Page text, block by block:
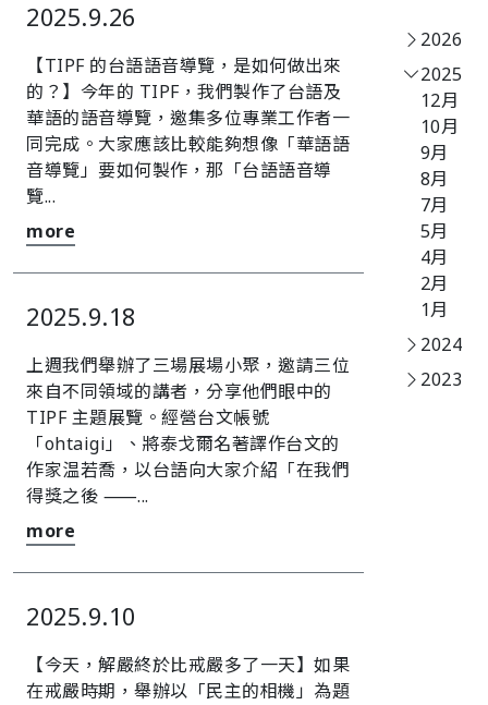
2025.9.26
【TIPF 的台語語音導覽，是如何做出來
的？】今年的 TIPF，我們製作了台語及
華語的語音導覽，邀集多位專業工作者一
同完成。大家應該比較能夠想像「華語語
音導覽」要如何製作，那「台語語音導
覽...
more
2025.9.18
上週我們舉辦了三場展場小聚，邀請三位
來自不同領域的講者，分享他們眼中的
TIPF 主題展覽。經營台文帳號
「ohtaigi」、將泰戈爾名著譯作台文的
作家温若喬，以台語向大家介紹「在我們
得獎之後 ⸺...
more
2025.9.10
【今天，解嚴終於比戒嚴多了一天】如果
在戒嚴時期，舉辦以「民主的相機」為題
2026
2025
12月
10月
9月
8月
7月
5月
4月
2月
1月
2024
2023